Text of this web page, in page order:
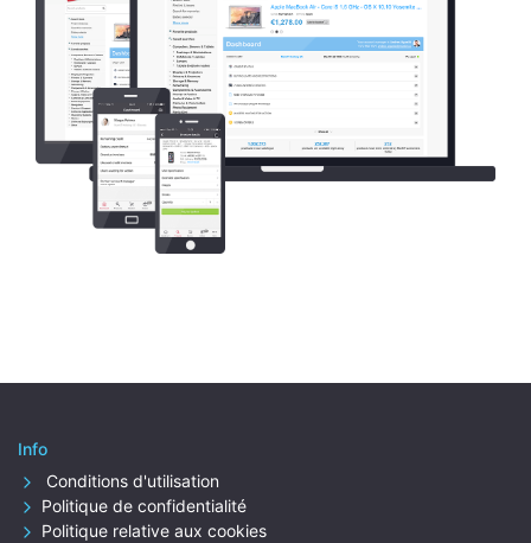
Info
Conditions d'utilisation
Politique de confidentialité
Politique relative aux cookies